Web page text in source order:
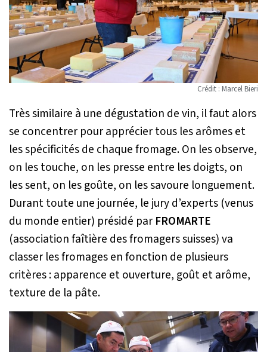
Crédit : Marcel Bieri
Très similaire à une dégustation de vin, il faut alors
se concentrer pour apprécier tous les arômes et
les spécificités de chaque fromage. On les observe,
on les touche, on les presse entre les doigts, on
les sent, on les goûte, on les savoure longuement.
Durant toute une journée, le jury d’experts (venus
du monde entier) présidé par FROMARTE
(association faîtière des fromagers suisses) va
classer les fromages en fonction de plusieurs
critères : apparence et ouverture, goût et arôme,
texture de la pâte.